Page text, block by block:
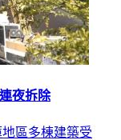
夜拆除
區多棟建築受